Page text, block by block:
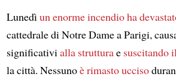
Lunedìun enorme incendioha
cattedrale di Notre Dame a Parigi,
significativialla strutturae suscitando
la città. Nessunoè rimasto ucciso